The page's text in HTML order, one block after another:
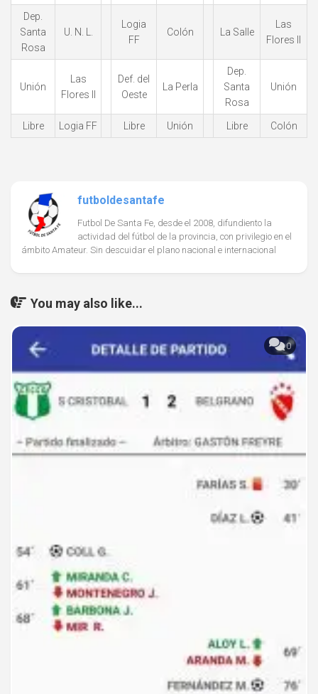
Dep.
Santa
Rosa
U. N. L.
Logia
FF
Colón La Salle
Las
Flores II
Unión
Las
Flores II
Def. del
Oeste
La Perla
Dep.
Santa
Rosa
Unión
Libre Logia FF Libre Unión Libre Colón
futboldesantafe
Futbol De Santa Fe, desde el 2008, difundiento la
actividad del fútbol de la provincia, con privilegio en el
ámbito Amateur. Sin descuidar el plano nacional e internacional
You may also like...
0